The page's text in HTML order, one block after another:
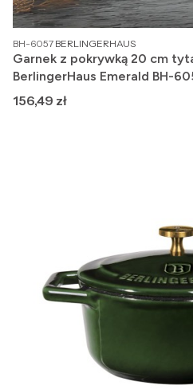
BH-6057 PRODUCENT
BERLINGERHAUS
Garnek z pokrywką 20 cm
BerlingerHaus Emerald BH-
Cena
156,49 zł